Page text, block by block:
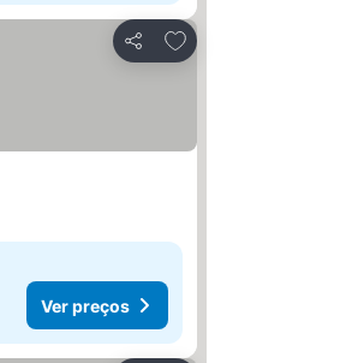
Partilhar
Adicionar aos favoritos
Ver preços